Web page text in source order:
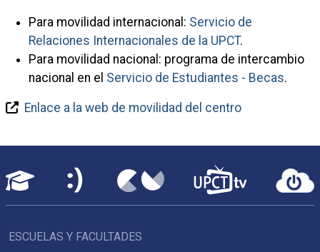
Para movilidad internacional: Servicio de
Relaciones Internacionales de la UPCT.
Para movilidad nacional: programa de intercambio
nacional en el Servicio de Estudiantes - Becas.
Enlace a la web de movilidad del centro
ESCUELAS Y FACULTADES